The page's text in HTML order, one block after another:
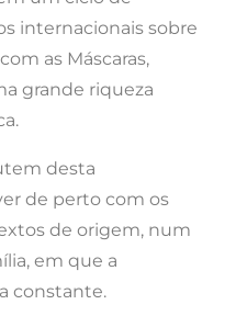
internacionais sobre
as Máscaras,
grande riqueza
desta
de perto com os
de origem, num
em que a
constante.